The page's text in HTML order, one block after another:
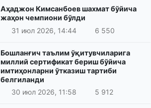
Аҳаджон Кимсанбоев шахмат бўйича
жаҳон чемпиони бўлди
31 июл 2026, 14:44
6 550
Бошланғич таълим ўқитувчиларига
миллий сертификат бериш бўйича
имтиҳонларни ўтказиш тартиби
белгиланди
30 июл 2026, 11:58
5 912